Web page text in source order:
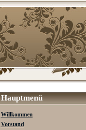
Hauptmenü
Willkommen
Vorstand